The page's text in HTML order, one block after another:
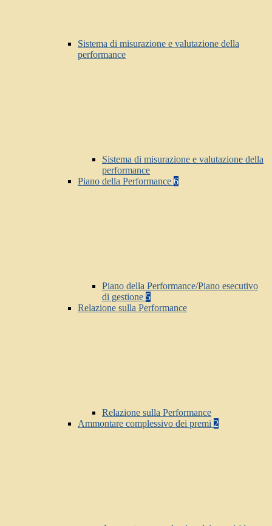
Sistema di misurazione e valutazione della
performance
Sistema di misurazione e valutazione della
performance
Piano della Performance 6
Piano della Performance/Piano esecutivo
di gestione 5
Relazione sulla Performance
Relazione sulla Performance
Ammontare complessivo dei premi 2